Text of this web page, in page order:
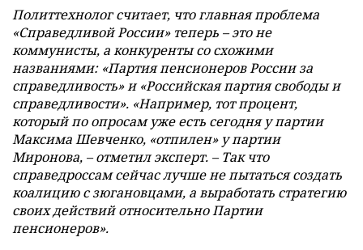
Политтехнолог считает, что главная проблема
«Справедливой России» теперь – это не
коммунисты, а конкуренты со схожими
названиями: «Партия пенсионеров России за
справедливость» и «Российская партия свободы и
справедливости». «Например, тот процент,
который по опросам уже есть сегодня у партии
Максима Шевченко, «отпилен» у партии
Миронова, – отметил эксперт. – Так что
справедроссам сейчас лучше не пытаться создать
коалицию с зюгановцами, а выработать стратегию
своих действий относительно Партии
пенсионеров».